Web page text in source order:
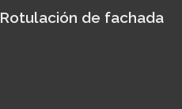
Diseño, decoración y